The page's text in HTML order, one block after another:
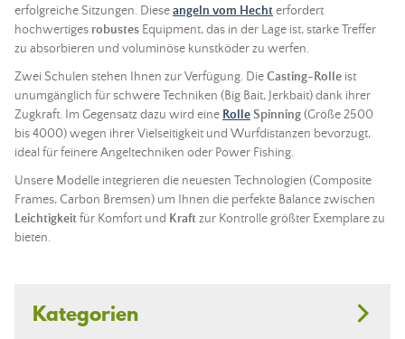
erfolgreiche Sitzungen. Dieseangeln vom Hechterfordert
hochwertiges robustes Equipment, das in der Lage ist, starke Treffer
zu absorbieren und voluminöse kunstköder zu werfen.
Zwei Schulen stehen Ihnen zur Verfügung. DieCasting-Rolle ist
unumgänglich für schwere Techniken (Big Bait, Jerkbait) dank ihrer
Zugkraft. Im Gegensatz dazu wird eine RolleSpinning(Größe 2500
bis 4000) wegen ihrer Vielseitigkeit und Wurfdistanzen bevorzugt,
ideal für feinere Angeltechniken oder Power Fishing.
Unsere Modelle integrieren die neuesten Technologien (Composite
Frames, Carbon Bremsen) um Ihnen die perfekte Balance zwischen
Leichtigkeitfür Komfort und Kraftzur Kontrolle größter Exemplare zu
bieten.
Kategorien